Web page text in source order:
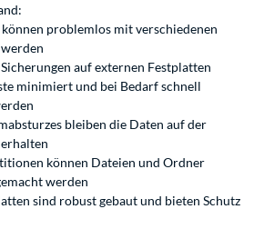
problemlos mit verschiedenen
auf externen Festplatten
minimiert und bei Bedarf schnell
bleiben die Daten auf der
können Dateien und Ordner
werden
sind robust gebaut und bieten Schutz